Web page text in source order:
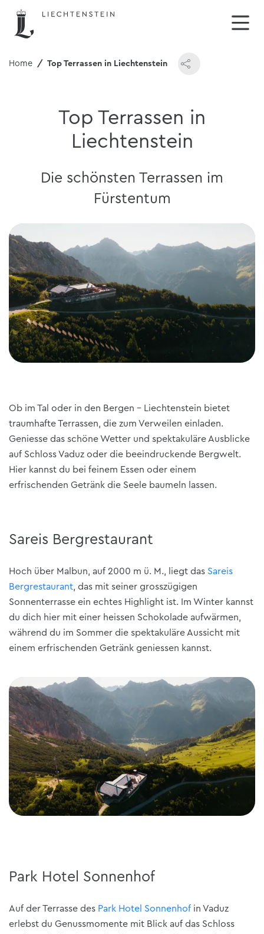
Home Top Terrassen in Liechtenstein
Top Terrassen in
Liechtenstein
Die schönsten Terrassen im
Fürstentum
Ob im Tal oder in den Bergen - Liechtenstein bietet
traumhafte Terrassen, die zum Verweilen einladen.
Geniesse das schöne Wetter und spektakuläre Ausblicke
auf Schloss Vaduz oder die beeindruckende Bergwelt.
Hier kannst du bei feinem Essen oder einem
erfrischenden Getränk die Seele baumeln lassen.
Sareis Bergrestaurant
Hoch über Malbun, auf 2000 m ü. M., liegt das Sareis
Bergrestaurant, das mit seiner grosszügigen
Sonnenterrasse ein echtes Highlight ist. Im Winter kannst
du dich hier mit einer heissen Schokolade aufwärmen,
während du im Sommer die spektakuläre Aussicht mit
einem erfrischenden Getränk geniessen kannst.
Park Hotel Sonnenhof
Auf der Terrasse des Park Hotel Sonnenhof in Vaduz
erlebst du Genussmomente mit Blick auf das Schloss